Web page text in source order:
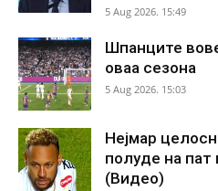
5 Aug 2026. 15:49
Шпанците
оваа сезона
5 Aug 2026. 15:03
Нејмар
полуде на пат
(Видео)